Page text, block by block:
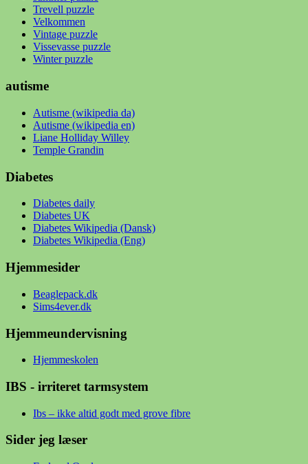
Trevell puzzle
Velkommen
Vintage puzzle
Vissevasse puzzle
Winter puzzle
autisme
Autisme (wikipedia da)
Autisme (wikipedia en)
Liane Holliday Willey
Temple Grandin
Diabetes
Diabetes daily
Diabetes UK
Diabetes Wikipedia (Dansk)
Diabetes Wikipedia (Eng)
Hjemmesider
Beaglepack.dk
Sims4ever.dk
Hjemmeundervisning
Hjemmeskolen
IBS - irriteret tarmsystem
Ibs – ikke altid godt med grove fibre
Sider jeg læser